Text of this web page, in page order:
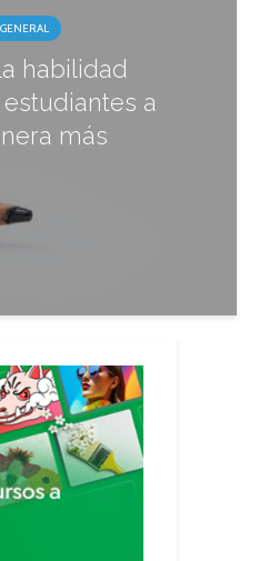
habilidad
a
más